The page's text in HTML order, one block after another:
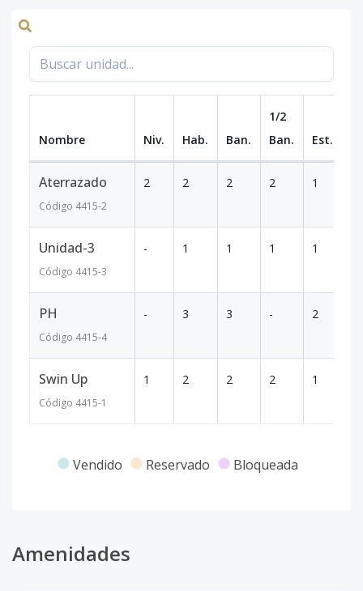
Nombre Niv. Hab. Ban.
1/2
Ban.
Est.
Aterrazado
Código 4415-2
2 2 2 2 1
Unidad-3
Código 4415-3
- 1 1 1 1
PH
Código 4415-4
- 3 3 - 2
Swin Up
Código 4415-1
1 2 2 2 1
Vendido Reservado Bloqueada
Amenidades